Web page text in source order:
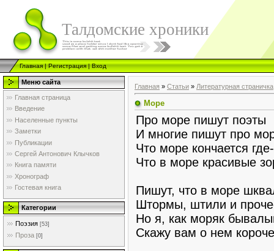
Талдомские хроники
Главная|Регистрация|Вход
Меню сайта
Главная страница
Введение
Населенные пункты
Заметки
Публикации
Сергей Антонович Клычков
Книга памяти
Хронограф
Гостевая книга
Категории
Поэзия [53]
Проза [0]
Главная » Статьи » Литературная страничка
Море
Про море пишут поэты
И многие пишут про
Что море кончается
Что в море красивые
Пишут, что в море
Штормы, штили и
Но я, как моряк
Скажу вам о нем